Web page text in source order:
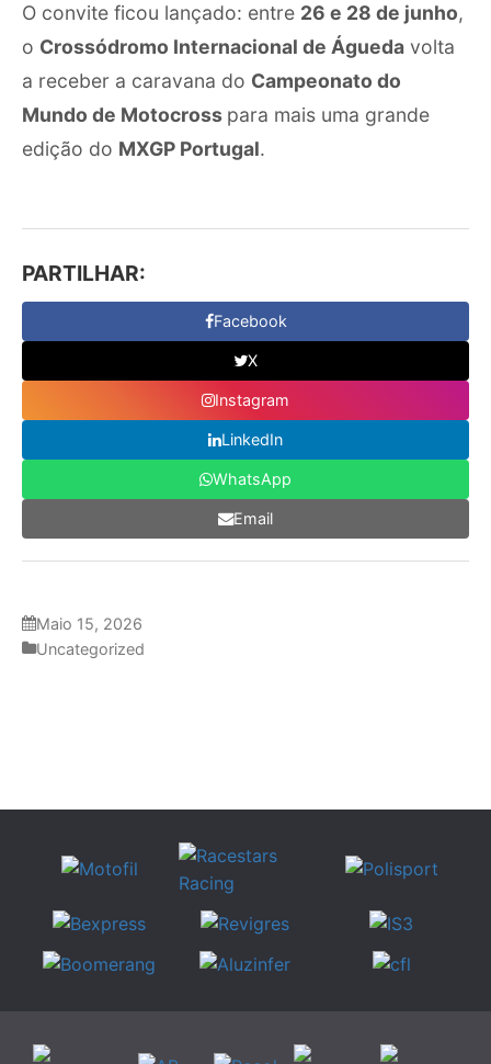
O convite ficou lançado: entre 26 e 28 de junho,
o Crossódromo Internacional de Águeda volta
a receber a caravana do Campeonato do
Mundo de Motocross para mais uma grande
edição do MXGP Portugal.
PARTILHAR:
Facebook
X
Instagram
LinkedIn
WhatsApp
Email
Maio 15, 2026
Uncategorized